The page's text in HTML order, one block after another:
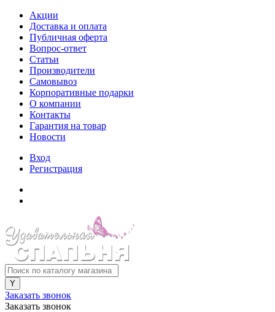
Акции
Доставка и оплата
Публичная оферта
Вопрос-ответ
Статьи
Производители
Самовывоз
Корпоративные подарки
О компании
Контакты
Гарантия на товар
Новости
Вход
Регистрация
Заказать звонок
Заказать звонок